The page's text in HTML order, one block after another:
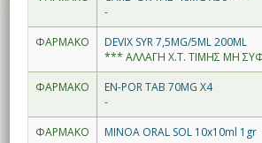
-
ΦΑΡΜΑΚΟ
DEVIX SYR 7,5MG/5ML 200ML
*** ΑΛΛΑΓΗ Χ.Τ. ΤΙΜΗΣ ΜΗ
ΦΑΡΜΑΚΟ
EN-POR TAB 70MG X4
-
ΦΑΡΜΑΚΟ
MINOA ORAL SOL 10x10ml 1gr